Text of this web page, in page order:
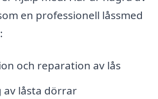
en professionell låssmed
och reparation av lås
av låsta dörrar